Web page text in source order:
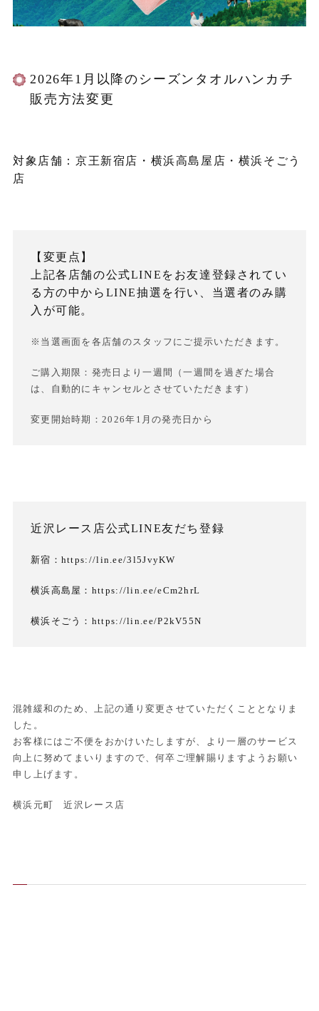
2026年1月以降のシーズンタオルハンカチ
販売方法変更
対象店舗：京王新宿店・横浜高島屋店・横浜そごう
店
【変更点】
上記各店舗の公式LINEをお友達登録されてい
る方の中からLINE抽選を行い、当選者のみ購
入が可能。
※当選画面を各店舗のスタッフにご提示いただきます。
ご購入期限：発売日より一週間（一週間を過ぎた場合
は、自動的にキャンセルとさせていただきます）
変更開始時期：2026年1月の発売日から
近沢レース店公式LINE友だち登録
新宿：https://lin.ee/3l5JvyKW
横浜高島屋：https://lin.ee/eCm2hrL
横浜そごう：https://lin.ee/P2kV55N
混雑緩和のため、上記の通り変更させていただくこととなりま
した。
お客様にはご不便をおかけいたしますが、より一層のサービス
向上に努めてまいりますので、何卒ご理解賜りますようお願い
申し上げます。
横浜元町 近沢レース店